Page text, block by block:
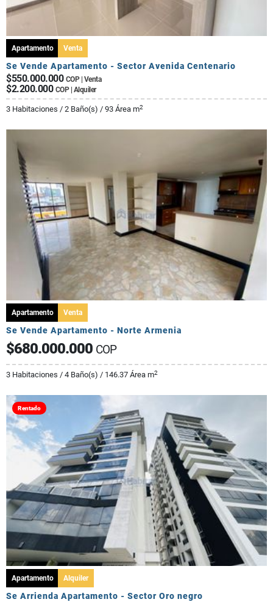
Apartamento Venta
Se Vende Apartamento - Sector Avenida Centenario
$550.000.000 COP | Venta
$2.200.000 COP | Alquiler
3 Habitaciones / 2 Baño(s) / 93 Área m2
Apartamento Venta
Se Vende Apartamento - Norte Armenia
$680.000.000 COP
3 Habitaciones / 4 Baño(s) / 146.37 Área m2
Rentado
Apartamento Alquiler
Se Arrienda Apartamento - Sector Oro negro